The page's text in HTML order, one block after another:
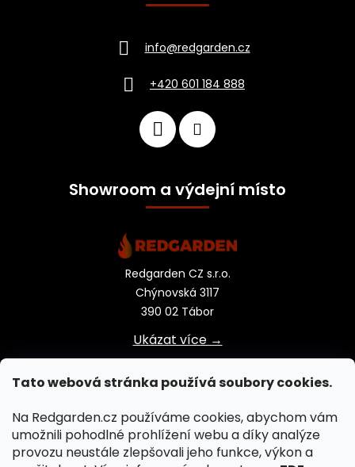
Tato webová stránka používá soubory cookies.
Na Redgarden.cz používáme cookies, abychom vám
umožnili pohodlné prohlížení webu a díky analýze
provozu neustále zlepšovali jeho funkce, výkon a
info@redgarden.cz
+420 601 184 888
Showroom a výdejní místo
Redgarden CZ s.r.o.
Chýnovská 3117
390 02 Tábor
Ukázat více →